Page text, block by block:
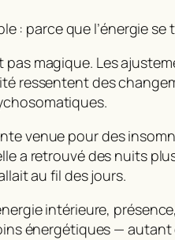
: parce que l’énergie
pas magique. Les
ressentent des
venue pour des
a retrouvé des nuits
au fil des jours.
intérieure, présence,
énergétiques —